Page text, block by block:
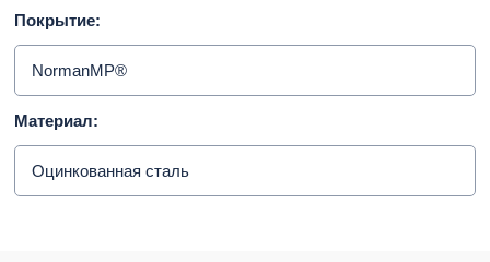
Покрытие:
NormanMP®
Материал:
Оцинкованная сталь